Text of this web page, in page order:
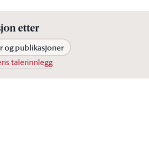
etter
og publikasjoner
talerinnlegg